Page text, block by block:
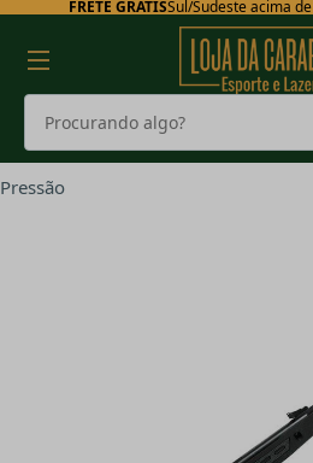
FRETE GRÁTISSul/Sudeste acima de
Pressão